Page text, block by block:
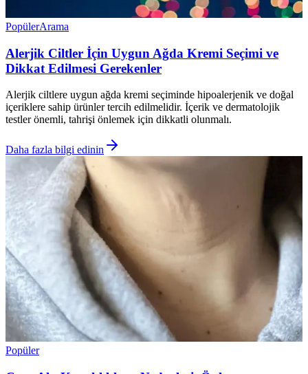
PopülerArama
Alerjik Ciltler İçin Uygun Ağda Kremi Seçimi ve
Dikkat Edilmesi Gerekenler
Alerjik ciltlere uygun ağda kremi seçiminde hipoalerjenik ve doğal
içeriklere sahip ürünler tercih edilmelidir. İçerik ve dermatolojik
testler önemli, tahrişi önlemek için dikkatli olunmalı.
Daha fazla bilgi edinin
Popüler